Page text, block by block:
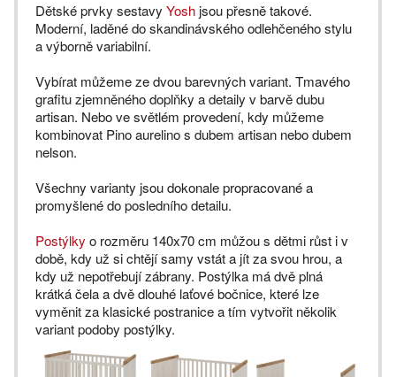
Dětské prvky sestavy Yosh jsou přesně takové.
Moderní, laděné do skandinávského odlehčeného stylu
a výborně variabilní.
Vybírat můžeme ze dvou barevných variant. Tmavého
grafitu zjemněného doplňky a detaily v barvě dubu
artisan. Nebo ve světlém provedení, kdy můžeme
kombinovat Pino aurelino s dubem artisan nebo dubem
nelson.
Všechny varianty jsou dokonale propracované a
promyšlené do posledního detailu.
Postýlky o rozměru 140x70 cm můžou s dětmi růst i v
době, kdy už si chtějí samy vstát a jít za svou hrou, a
kdy už nepotřebují zábrany. Postýlka má dvě plná
krátká čela a dvě dlouhé laťové bočnice, které lze
vyměnit za klasické postranice a tím vytvořit několik
variant podoby postýlky.